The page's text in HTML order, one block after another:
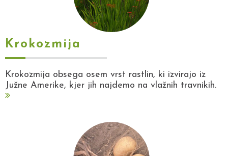
Krokozmija
Krokozmija obsega osem vrst rastlin, ki izvirajo iz
Južne Amerike, kjer jih najdemo na vlažnih travnikih.